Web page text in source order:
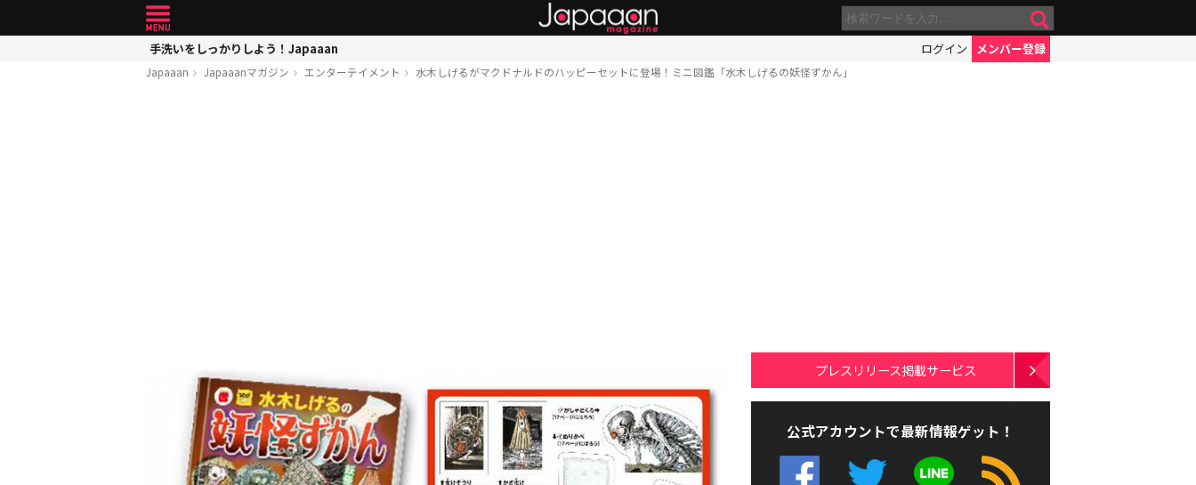
手洗いをしっかりしよう！Japaaan ログイン メンバー登録
Japaaan Japaaanマガジン エンターテイメント 水木しげるがマクドナルドのハッピーセットに登場！ミニ図鑑「水木しげるの妖怪ずかん」
プレスリリース掲載サービス
公式アカウントで最新情報ゲット！